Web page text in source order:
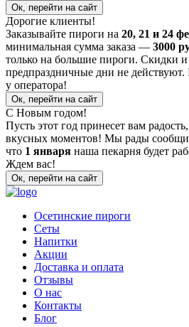
Ок, перейти на сайт
Дорогие клиенты!
Заказывайте пироги на 20, 21 и 24
минимальная сумма заказа — 3000
только на большие пироги. Скидки
предпраздничные дни не
у оператора!
Ок, перейти на сайт
С Новым годом!
Пусть этот год принесет вам
вкусных моментов! Мы рады
что 1 января наша пекарня будет
Ждем вас!
Ок, перейти на сайт
Осетинские пироги
Сеты
Напитки
Акции
Доставка и оплата
Отзывы
О нас
Контакты
Блог